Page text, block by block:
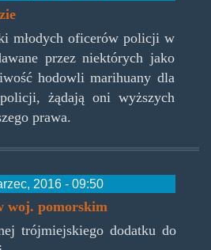
młodych oficerów policji w
przez niektórych jako
hodowli marihuany dla
żądają oni wyższych
prawa.
2016 - 09:50
woj. pomorskim
trójmiejskiego dodatku do